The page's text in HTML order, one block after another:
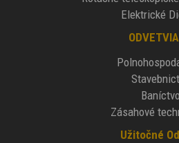
Elektrické
Baníctvo
Zásahové
Užitočné